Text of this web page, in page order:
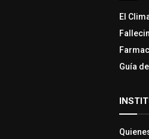
El
Guía